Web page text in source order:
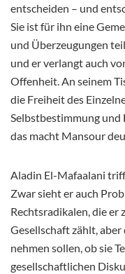
entscheiden – und
Sie ist für ihn eine
und Überzeugungen
und er verlangt auch
Offenheit. An seinem
die Freiheit des
Selbstbestimmung und
das macht Mansour
Aladin El-Mafaalani
Zwar sieht er auch
Rechtsradikalen, die er
Gesellschaft zählt, aber
nehmen sollen, ob sie
gesellschaftlichen